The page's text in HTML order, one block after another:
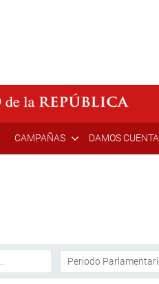
CAMPAÑAS DAMOS CUENTA